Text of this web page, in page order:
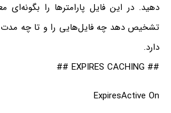
دهید. در این فایل پارامترها را بگونه‌ای
تشخیص دهد چه فایل‌هایی را و تا چه
دارد.
## EXPIRES CACHING ##
ExpiresActive On